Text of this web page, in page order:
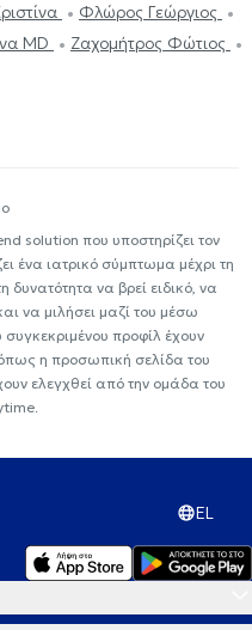
Φλώρος Γεώργιος
MD
Ζαχομήτρος Φώτιος
solution που υποστηρίζει τον
ένα ιατρικό σύμπτωμα μέχρι τη
δυνατότητα να βρεί ειδικό, να
να μιλήσει μαζί του μέσω
προφίλ έχουν
η προσωπική σελίδα του
ελεγχθεί από την ομάδα του
EL